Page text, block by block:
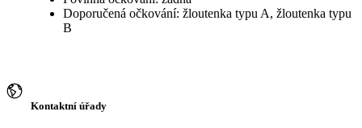
Doporučená očkování: žloutenka typu A, žloutenka typu
B
Kontaktní úřady